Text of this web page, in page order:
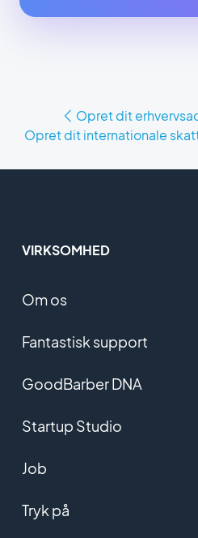
Opret dit
Opret dit internationale
VIRKSOMHED
Om os
Fantastisk support
GoodBarber DNA
Startup Studio
Job
Tryk på